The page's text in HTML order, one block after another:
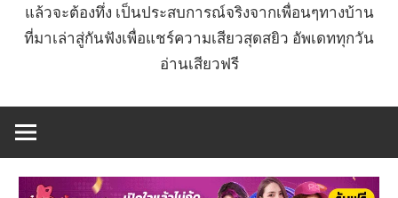
แล้วจะต้องทึ่ง เป็นประสบการณ์จริงจากเพื่อนๆทางบ้าน
ที่มาเล่าสู่กันฟังเพื่อแชร์ความเสียวสุดสยิว อัพเดททุกวัน
อ่านเสียวฟรี